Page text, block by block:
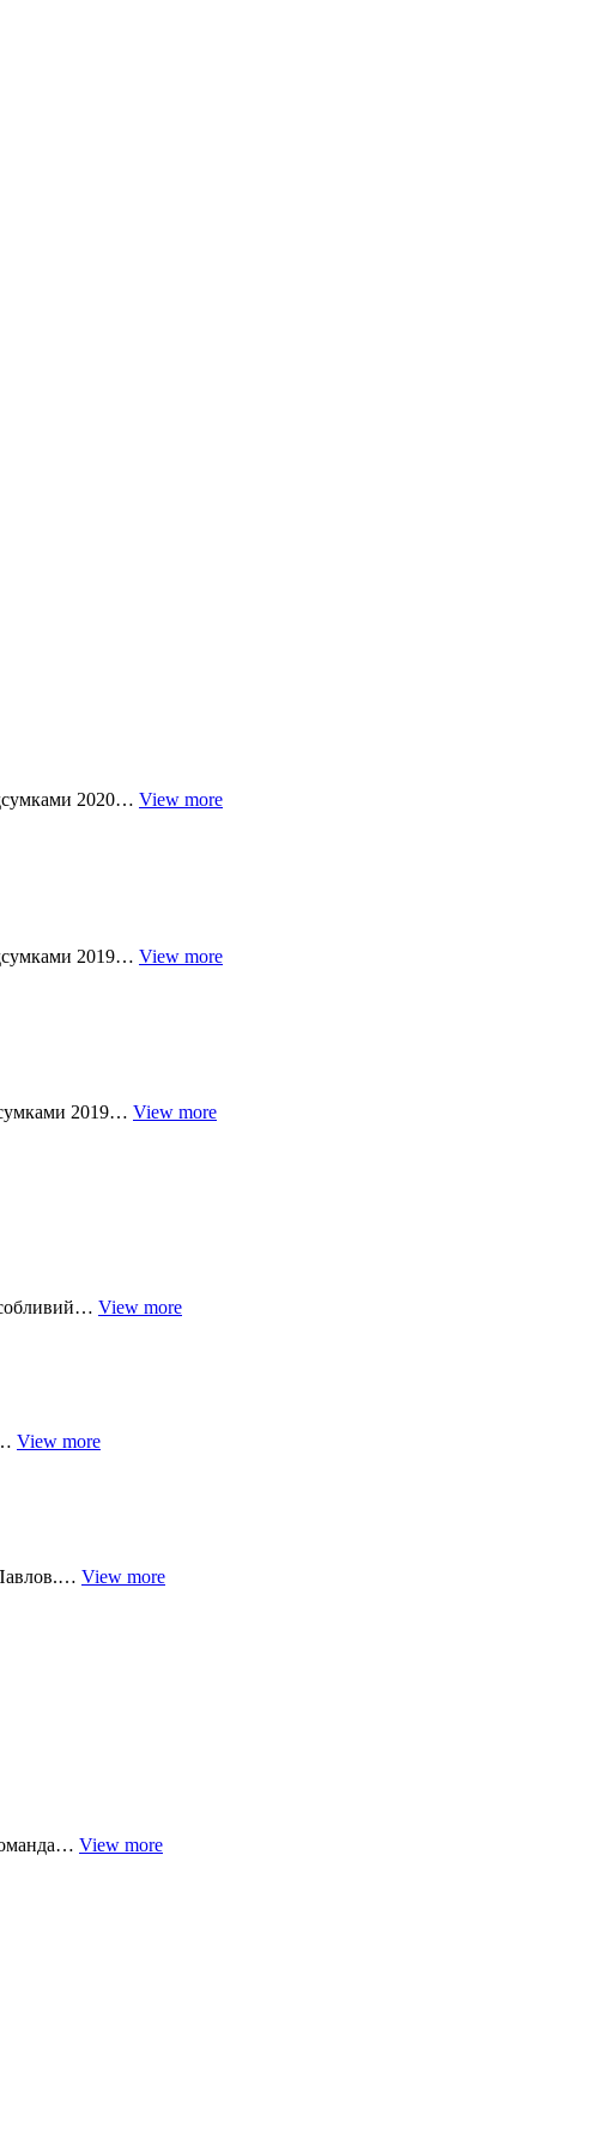
2020… View more
2019… View more
2019… View more
View more
View more
View more
View more